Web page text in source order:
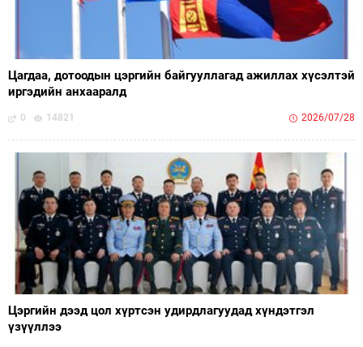
Цагдаа, дотоодын цэргийн байгууллагад ажиллах хүсэлтэй
иргэдийн анхааралд
0 14821 2026/07/28
Цэргийн дээд цол хүртсэн удирдлагуудад хүндэтгэл
үзүүллээ